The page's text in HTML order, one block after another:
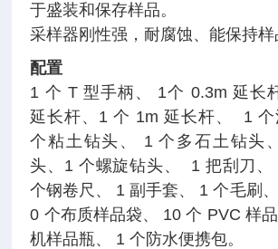
于盛装和保存样品。
采样器刚性强，耐腐蚀、能保持样
配置
1 个 T 型手柄、 1个 0.3m 延长
延长杆、1 个 1m 延长杆、 1
个粘土钻头、 1 个多石土钻头
头、1 个螺旋钻头、 1 把刮刀、
个钢卷尺、 1 副手套、 1 个毛刷
0 个布质样品袋、 10 个 PVC 样
机样品瓶、 1 个防水便携包。